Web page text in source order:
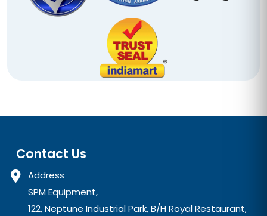
Contact Us
Address
SPM Equipment,
122, Neptune Industrial Park, B/H Royal Restaurant,